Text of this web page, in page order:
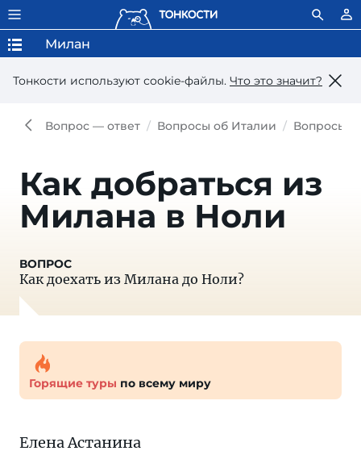
Тонкости используют сookie-файлы. Что это значит?
Милан
Вопрос — ответ Вопросы об Италии Вопросы
Как добраться из
Милана в Ноли
Как доехать из Милана до Ноли?
Горящие туры по всему миру
Елена Астанина